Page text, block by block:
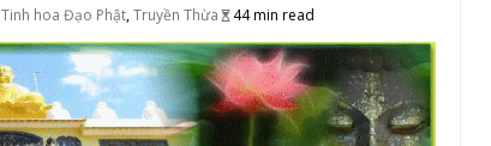
Tinh hoa Đạo Phật,Truyền Thừa 44 min read